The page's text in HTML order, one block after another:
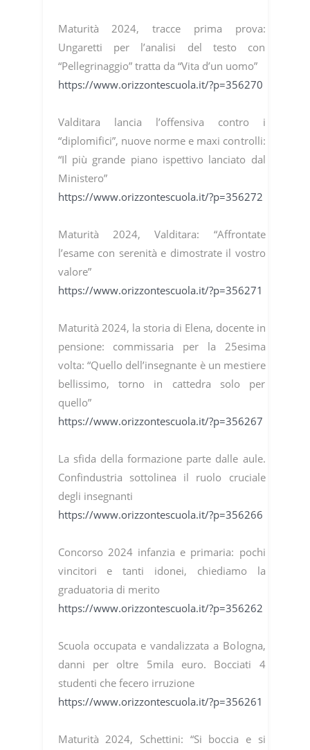
Maturità 2024, tracce prima prova:
Ungaretti per l’analisi del testo con
“Pellegrinaggio” tratta da “Vita d’un uomo”
https://www.orizzontescuola.it/?p=356270
Valditara lancia l’offensiva contro i
“diplomifici”, nuove norme e maxi controlli:
“Il più grande piano ispettivo lanciato dal
Ministero”
https://www.orizzontescuola.it/?p=356272
Maturità 2024, Valditara: “Affrontate
l’esame con serenità e dimostrate il vostro
valore”
https://www.orizzontescuola.it/?p=356271
Maturità 2024, la storia di Elena, docente in
pensione: commissaria per la 25esima
volta: “Quello dell’insegnante è un mestiere
bellissimo, torno in cattedra solo per
quello”
https://www.orizzontescuola.it/?p=356267
La sfida della formazione parte dalle aule.
Confindustria sottolinea il ruolo cruciale
degli insegnanti
https://www.orizzontescuola.it/?p=356266
Concorso 2024 infanzia e primaria: pochi
vincitori e tanti idonei, chiediamo la
graduatoria di merito
https://www.orizzontescuola.it/?p=356262
Scuola occupata e vandalizzata a Bologna,
danni per oltre 5mila euro. Bocciati 4
studenti che fecero irruzione
https://www.orizzontescuola.it/?p=356261
Maturità 2024, Schettini: “Si boccia e si